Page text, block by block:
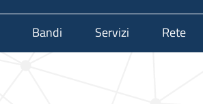
Bandi Servizi Rete